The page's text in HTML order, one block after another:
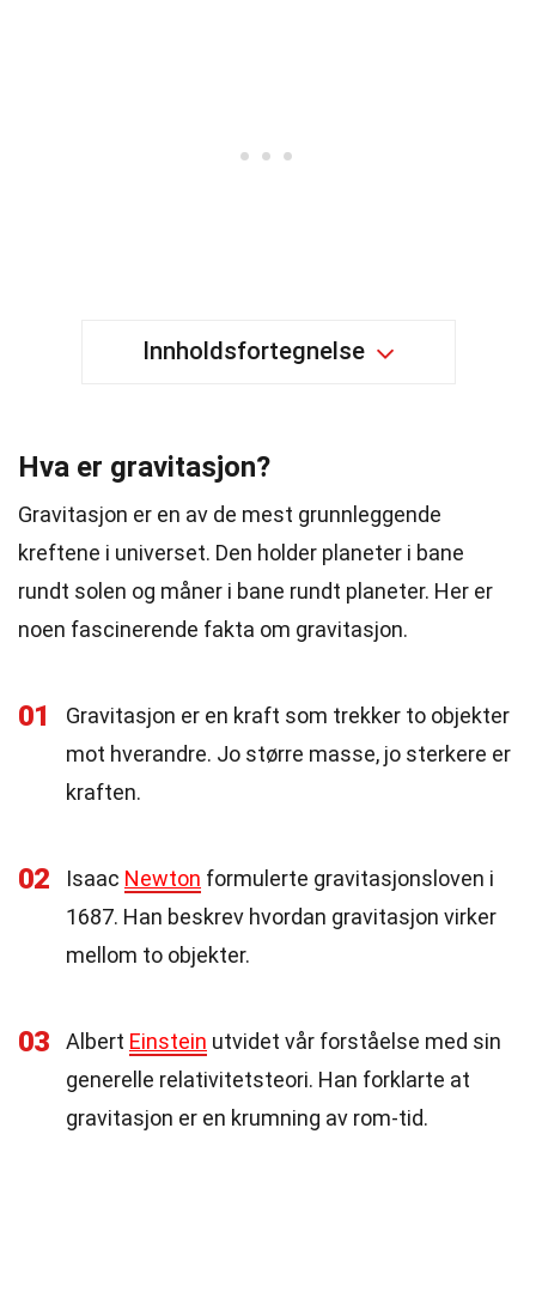
Innholdsfortegnelse
Hva er gravitasjon?
Gravitasjon er en av de mest grunnleggende
kreftene i universet. Den holder planeter i bane
rundt solen og måner i bane rundt planeter. Her er
noen fascinerende fakta om gravitasjon.
01
Gravitasjon er en kraft som trekker to objekter
mot hverandre. Jo større masse, jo sterkere er
kraften.
02 Isaac Newton formulerte gravitasjonsloven i
1687. Han beskrev hvordan gravitasjon virker
mellom to objekter.
03 Albert Einstein utvidet vår forståelse med sin
generelle relativitetsteori. Han forklarte at
gravitasjon er en krumning av rom-tid.